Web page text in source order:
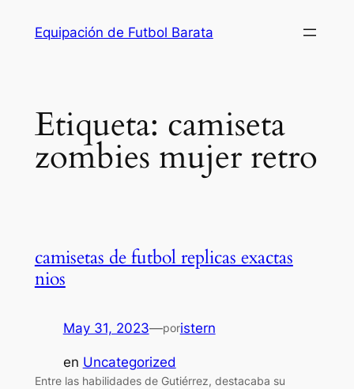
Equipación de Futbol Barata
Etiqueta: camiseta
zombies mujer retro
camisetas de futbol replicas exactas
nios
May 31, 2023—poristern
en Uncategorized
Entre las habilidades de Gutiérrez, destacaba su